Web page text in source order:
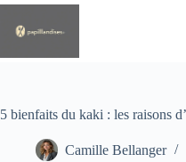
Passer
contenu
5 bienfaits du kaki : les raisons
Camille Bellanger